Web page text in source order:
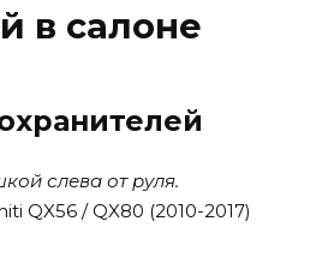
в салоне
слева от руля.